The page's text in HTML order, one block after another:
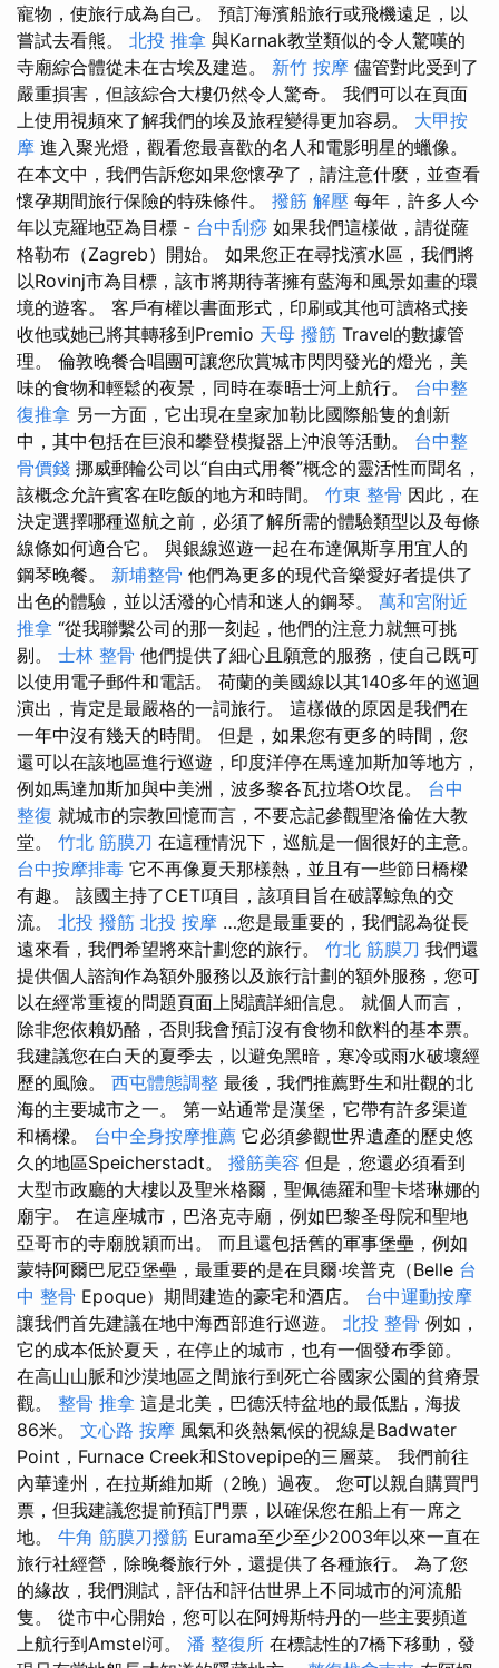
寵物，使旅行成為自己。 預訂海濱船旅行或飛機遠足，以
嘗試去看熊。 北投 推拿 與Karnak教堂類似的令人驚嘆的
寺廟綜合體從未在古埃及建造。 新竹 按摩 儘管對此受到了
嚴重損害，但該綜合大樓仍然令人驚奇。 我們可以在頁面
上使用視頻來了解我們的埃及旅程變得更加容易。 大甲按
摩 進入聚光燈，觀看您最喜歡的名人和電影明星的蠟像。
在本文中，我們告訴您如果您懷孕了，請注意什麼，並查看
懷孕期間旅行保險的特殊條件。 撥筋 解壓 每年，許多人今
年以克羅地亞為目標 - 台中刮痧 如果我們這樣做，請從薩
格勒布（Zagreb）開始。 如果您正在尋找濱水區，我們將
以Rovinj市為目標，該市將期待著擁有藍海和風景如畫的環
境的遊客。 客戶有權以書面形式，印刷或其他可讀格式接
收他或她已將其轉移到Premio 天母 撥筋 Travel的數據管
理。 倫敦晚餐合唱團可讓您欣賞城市閃閃發光的燈光，美
味的食物和輕鬆的夜景，同時在泰晤士河上航行。 台中整
復推拿 另一方面，它出現在皇家加勒比國際船隻的創新
中，其中包括在巨浪和攀登模擬器上沖浪等活動。 台中整
骨價錢 挪威郵輪公司以“自由式用餐”概念的靈活性而聞名，
該概念允許賓客在吃飯的地方和時間。 竹東 整骨 因此，在
決定選擇哪種巡航之前，必須了解所需的體驗類型以及每條
線條如何適合它。 與銀線巡遊一起在布達佩斯享用宜人的
鋼琴晚餐。 新埔整骨 他們為更多的現代音樂愛好者提供了
出色的體驗，並以活潑的心情和迷人的鋼琴。 萬和宮附近
推拿 “從我聯繫公司的那一刻起，他們的注意力就無可挑
剔。 士林 整骨 他們提供了細心且願意的服務，使自己既可
以使用電子郵件和電話。 荷蘭的美國線以其140多年的巡迴
演出，肯定是最嚴格的一詞旅行。 這樣做的原因是我們在
一年中沒有幾天的時間。 但是，如果您有更多的時間，您
還可以在該地區進行巡遊，印度洋停在馬達加斯加等地方，
例如馬達加斯加與中美洲，波多黎各瓦拉塔O坎昆。 台中
整復 就城市的宗教回憶而言，不要忘記參觀聖洛倫佐大教
堂。 竹北 筋膜刀 在這種情況下，巡航是一個很好的主意。
台中按摩排毒 它不再像夏天那樣熱，並且有一些節日橋樑
有趣。 該國主持了CETI項目，該項目旨在破譯鯨魚的交
流。 北投 撥筋 北投 按摩 …您是最重要的，我們認為從長
遠來看，我們希望將來計劃您的旅行。 竹北 筋膜刀 我們還
提供個人諮詢作為額外服務以及旅行計劃的額外服務，您可
以在經常重複的問題頁面上閱讀詳細信息。 就個人而言，
除非您依賴奶酪，否則我會預訂沒有食物和飲料的基本票。
我建議您在白天的夏季去，以避免黑暗，寒冷或雨水破壞經
歷的風險。 西屯體態調整 最後，我們推薦野生和壯觀的北
海的主要城市之一。 第一站通常是漢堡，它帶有許多渠道
和橋樑。 台中全身按摩推薦 它必須參觀世界遺產的歷史悠
久的地區Speicherstadt。 撥筋美容 但是，您還必須看到
大型市政廳的大樓以及聖米格爾，聖佩德羅和聖卡塔琳娜的
廟宇。 在這座城市，巴洛克寺廟，例如巴黎圣母院和聖地
亞哥市的寺廟脫穎而出。 而且還包括舊的軍事堡壘，例如
蒙特阿爾巴尼亞堡壘，最重要的是在貝爾·埃普克（Belle 台
中 整骨 Epoque）期間建造的豪宅和酒店。 台中運動按摩
讓我們首先建議在地中海西部進行巡遊。 北投 整骨 例如，
它的成本低於夏天，在停止的城市，也有一個發布季節。
在高山山脈和沙漠地區之間旅行到死亡谷國家公園的貧瘠景
觀。 整骨 推拿 這是北美，巴德沃特盆地的最低點，海拔
86米。 文心路 按摩 風氣和炎熱氣候的視線是Badwater
Point，Furnace Creek和Stovepipe的三層菜。 我們前往
內華達州，在拉斯維加斯（2晚）過夜。 您可以親自購買門
票，但我建議您提前預訂門票，以確保您在船上有一席之
地。 牛角 筋膜刀撥筋 Eurama至少至少2003年以來一直在
旅行社經營，除晚餐旅行外，還提供了各種旅行。 為了您
的緣故，我們測試，評估和評估世界上不同城市的河流船
隻。 從市中心開始，您可以在阿姆斯特丹的一些主要頻道
上航行到Amstel河。 潘 整復所 在標誌性的7橋下移動，發